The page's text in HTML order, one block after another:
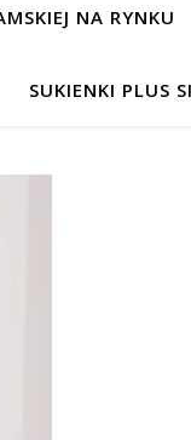
NA RYNKU
SUKIENKI PLUS